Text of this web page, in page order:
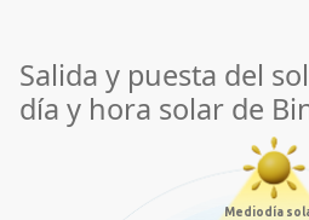
Salida y puesta del
día y hora solar de
Mediodía